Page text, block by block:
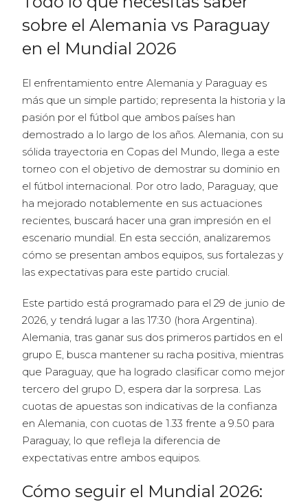
sobre el Alemania vs Paraguay
en el Mundial 2026
El enfrentamiento entre Alemania y Paraguay es
más que un simple partido; representa la historia y la
pasión por el fútbol que ambos países han
demostrado a lo largo de los años. Alemania, con su
sólida trayectoria en Copas del Mundo, llega a este
torneo con el objetivo de demostrar su dominio en
el fútbol internacional. Por otro lado, Paraguay, que
ha mejorado notablemente en sus actuaciones
recientes, buscará hacer una gran impresión en el
escenario mundial. En esta sección, analizaremos
cómo se presentan ambos equipos, sus fortalezas y
las expectativas para este partido crucial.
Este partido está programado para el 29 de junio de
2026, y tendrá lugar a las 17:30 (hora Argentina).
Alemania, tras ganar sus dos primeros partidos en el
grupo E, busca mantener su racha positiva, mientras
que Paraguay, que ha logrado clasificar como mejor
tercero del grupo D, espera dar la sorpresa. Las
cuotas de apuestas son indicativas de la confianza
en Alemania, con cuotas de 1.33 frente a 9.50 para
Paraguay, lo que refleja la diferencia de
expectativas entre ambos equipos.
Cómo seguir el Mundial 2026: